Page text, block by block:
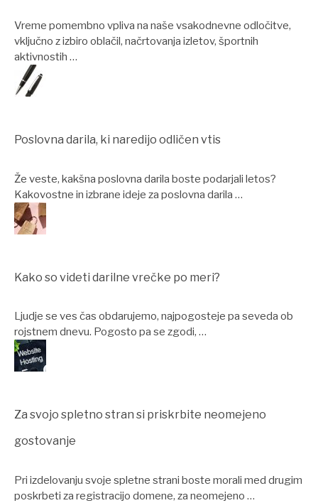
Vreme pomembno vpliva na naše vsakodnevne odločitve,
vključno z izbiro oblačil, načrtovanja izletov, športnih
aktivnostih …
Poslovna darila, ki naredijo odličen vtis
Že veste, kakšna poslovna darila boste podarjali letos?
Kakovostne in izbrane ideje za poslovna darila …
Kako so videti darilne vrečke po meri?
Ljudje se ves čas obdarujemo, najpogosteje pa seveda ob
rojstnem dnevu. Pogosto pa se zgodi, …
Za svojo spletno stran si priskrbite neomejeno
gostovanje
Pri izdelovanju svoje spletne strani boste morali med drugim
poskrbeti za registracijo domene, za neomejeno …